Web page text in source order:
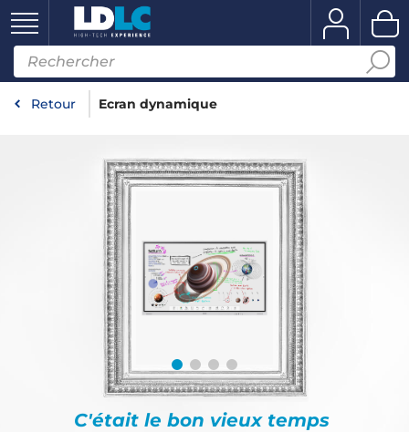
Retour Ecran dynamique
C'était le bon vieux temps